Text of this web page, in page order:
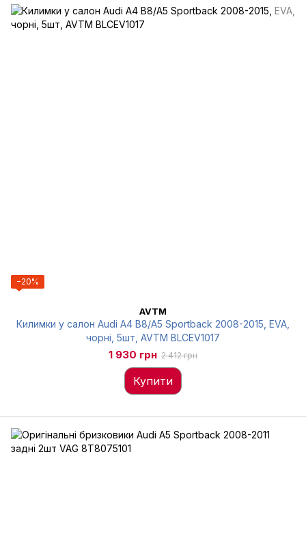
−20%
AVTM
Килимки у салон Audi A4 В8/A5 Sportback 2008-2015, EVA,
чорні, 5шт, AVTM BLCEV1017
1 930 грн 2 412 грн
Купити